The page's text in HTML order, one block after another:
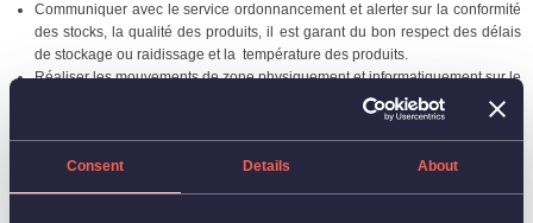
Consent Details About
Communiquer avec le service ordonnancement et alerter sur la conformité
des stocks, la qualité des produits, il est garant du bon respect des délais
de stockage ou raidissage et la température des produits.
Réaliser les mouvements de zone physiquement et informatiquement sur le
S’assure du bon remplissage des documents de production dont il a la
charge